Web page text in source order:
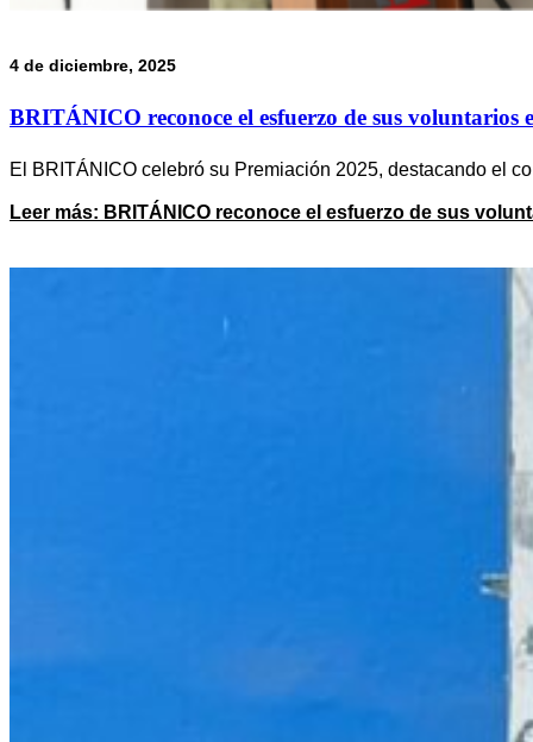
4 de diciembre, 2025
BRITÁNICO reconoce el esfuerzo de sus voluntarios
El BRITÁNICO celebró su Premiación 2025, destacando el
Leer más: BRITÁNICO reconoce el esfuerzo de sus